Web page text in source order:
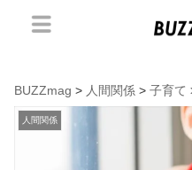
BUZZmag > 人間関係 > 子育て
人間関係